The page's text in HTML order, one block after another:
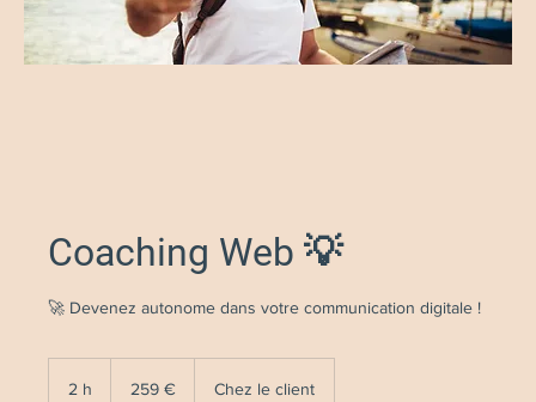
Coaching Web 💡
🚀 Devenez autonome dans votre communication digitale !
2 h 259 € Chez le client